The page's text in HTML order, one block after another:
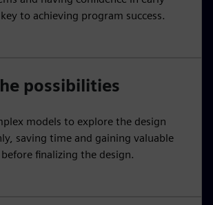
to achieving program success.
possibilities
models to explore the design
saving time and gaining valuable
finalizing the design.